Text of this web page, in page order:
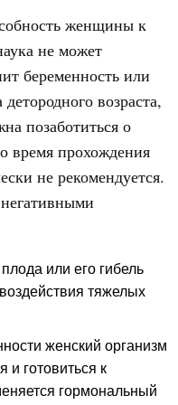
женщины к
не может
беременность или
возраста,
позаботиться о
время прохождения
не рекомендуется.
или его гибель
тяжелых
женский организм
и готовиться к
гормональный